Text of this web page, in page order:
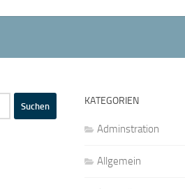
KATEGORIEN
Adminstration
Allgemein